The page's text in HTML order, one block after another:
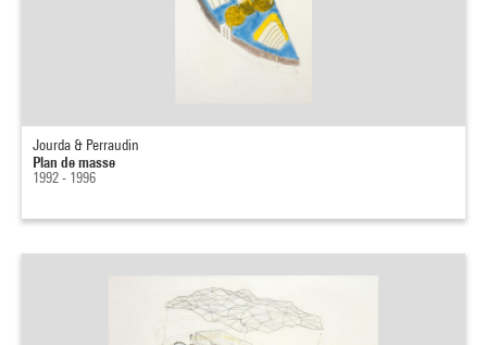
Jourda & Perraudin
Plan de masse
1992 - 1996